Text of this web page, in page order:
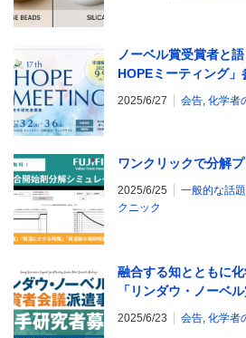
ノーベル賞受賞者と
HOPEミーティング」
2025/6/27 会告, 化学者
ワンクリックで分解
2025/6/25 一般的な話題
クニック
融合する知とともに
「リンダウ・ノーベ
集中！
2025/6/23 会告, 化学者